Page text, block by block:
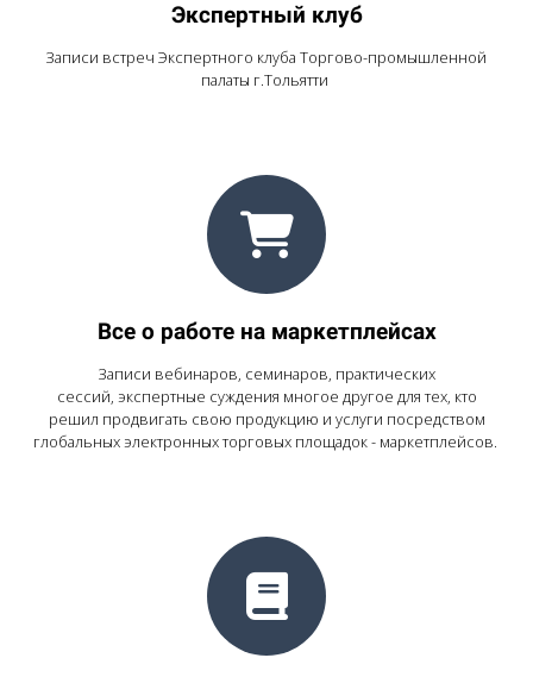
Экспертный клуб
Записи встреч Экспертного клуба Торгово-промышленной
палаты г.Тольятти
Все о работе на маркетплейсах
Записи вебинаров, семинаров, практических
сессий, экспертные суждения многое другое для тех, кто
решил продвигать свою продукцию и услуги посредством
глобальных электронных торговых площадок - маркетплейсов.